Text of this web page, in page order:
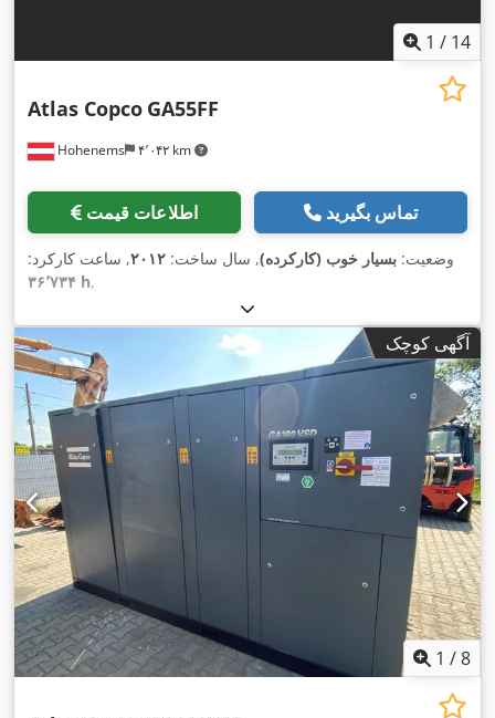
1 / 14
Hohenems ۴٬۰۴۲ km
Atlas Copco GA55FF
اطلاعات قیمت تماس بگیرید
وضعیت: بسیار خوب (کارکرده), سال ساخت: ۲۰۱۲, ساعت کارکرد:
۳۶٬۷۳۴ h,
آگهی کوچک
1 /8